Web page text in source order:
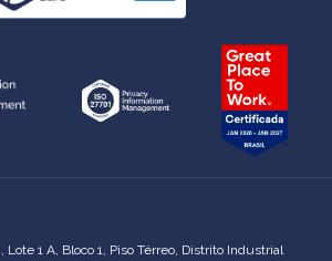
1 A, Bloco 1, Piso Térreo, Distrito Industrial